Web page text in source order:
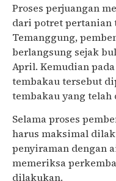
Proses perjuangan
dari potret pertanian
Temanggung,
berlangsung sejak
April. Kemudian
tembakau tersebut
tembakau yang telah
Selama proses
harus maksimal
penyiraman dengan
memeriksa
dilakukan.